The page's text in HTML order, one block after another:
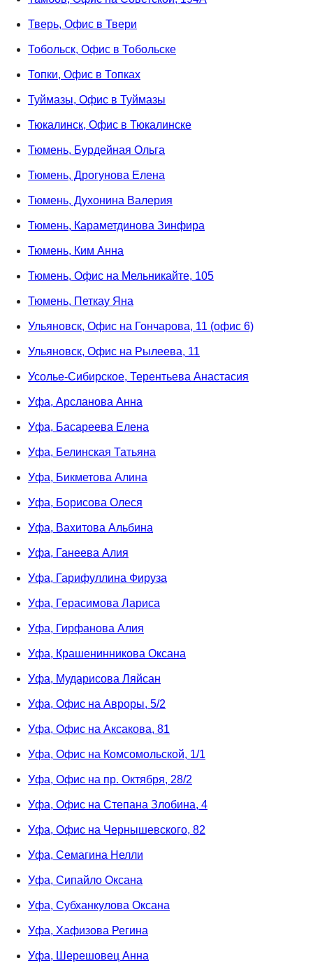
Тверь, Офис в Твери
Тобольск, Офис в Тобольске
Топки, Офис в Топках
Туймазы, Офис в Туймазы
Тюкалинск, Офис в Тюкалинске
Тюмень, Бурдейная Ольга
Тюмень, Дрогунова Елена
Тюмень, Духонина Валерия
Тюмень, Караметдинова Зинфира
Тюмень, Ким Анна
Тюмень, Офис на Мельникайте, 105
Тюмень, Петкау Яна
Ульяновск, Офис на Гончарова, 11 (офис 6)
Ульяновск, Офис на Рылеева, 11
Усолье-Сибирское, Терентьева Анастасия
Уфа, Арсланова Анна
Уфа, Басареева Елена
Уфа, Белинская Татьяна
Уфа, Бикметова Алина
Уфа, Борисова Олеся
Уфа, Вахитова Альбина
Уфа, Ганеева Алия
Уфа, Гарифуллина Фируза
Уфа, Герасимова Лариса
Уфа, Гирфанова Алия
Уфа, Крашенинникова Оксана
Уфа, Мударисова Ляйсан
Уфа, Офис на Авроры, 5/2
Уфа, Офис на Аксакова, 81
Уфа, Офис на Комсомольской, 1/1
Уфа, Офис на пр. Октября, 28/2
Уфа, Офис на Степана Злобина, 4
Уфа, Офис на Чернышевского, 82
Уфа, Семагина Нелли
Уфа, Сипайло Оксана
Уфа, Субханкулова Оксана
Уфа, Хафизова Регина
Уфа, Шерешовец Анна